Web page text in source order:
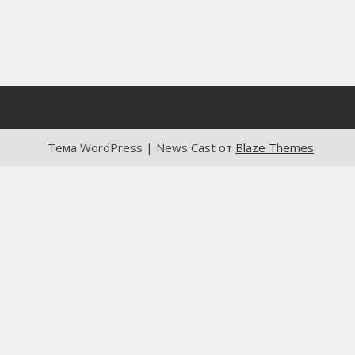
Тема WordPress | News Cast от Blaze Themes